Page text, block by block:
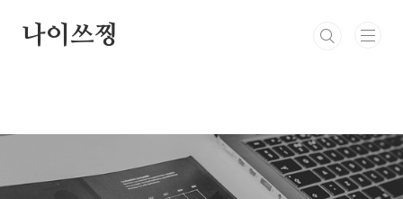
나이쓰찡